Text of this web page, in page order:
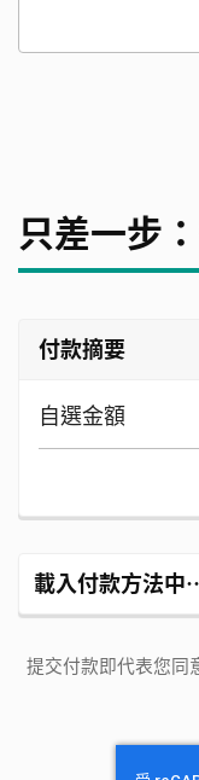
只差一步
付款摘要
自選金額
載入付款方法
提交付款即代表您